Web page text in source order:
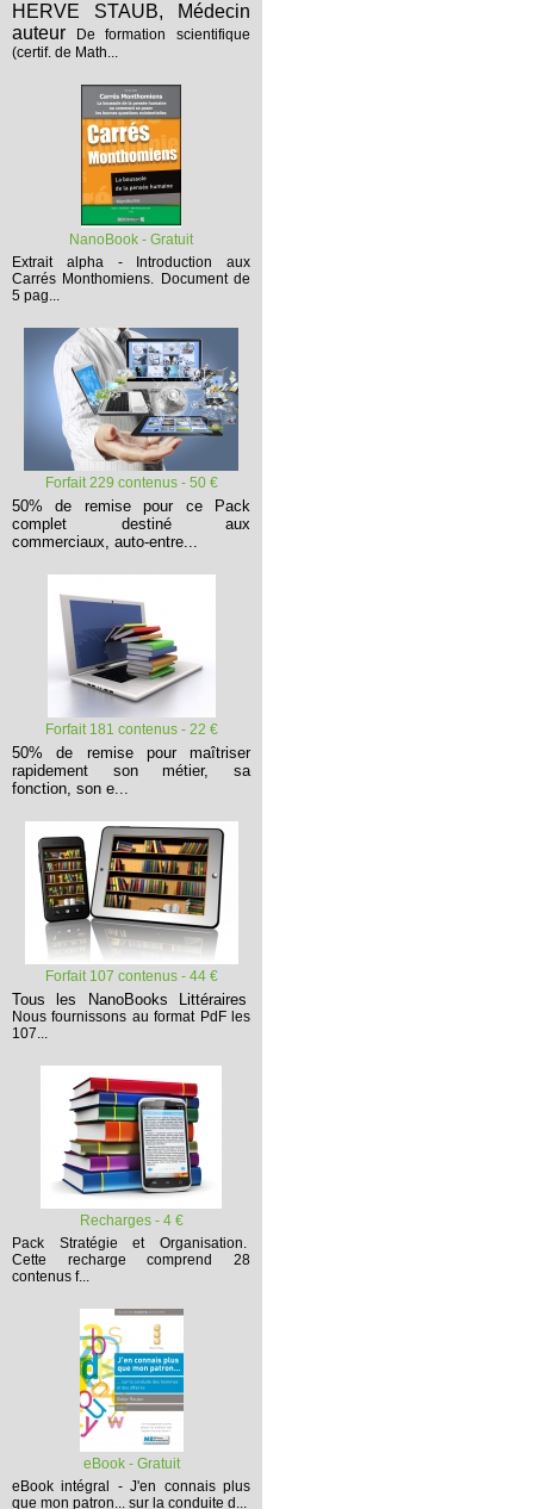
HERVE STAUB, Médecin
auteur
De formation scientifique
(certif. de Math...
NanoBook - Gratuit
Extrait alpha - Introduction aux
Carrés Monthomiens. Document de
5 pag...
Forfait 229 contenus - 50 €
50% de remise pour ce Pack
complet destiné aux
commerciaux, auto-entre...
Forfait 181 contenus - 22 €
50% de remise pour maîtriser
rapidement son métier, sa
fonction, son e...
Forfait 107 contenus - 44 €
Tous les NanoBooks Littéraires
Nous fournissons au format PdF les
107...
Recharges - 4 €
Pack Stratégie et Organisation.
Cette recharge comprend 28
contenus f...
eBook - Gratuit
eBook intégral - J'en connais plus
que mon patron... sur la conduite d...